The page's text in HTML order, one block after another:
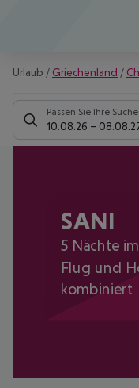
Urlaub / Griechenland /
Passen Sie Ihre
10.08.26 –
SANI
5 Nächte
Flug und
kombiniert